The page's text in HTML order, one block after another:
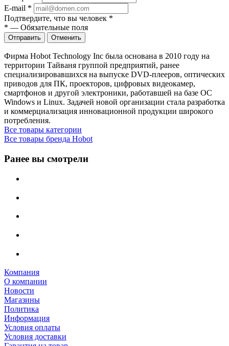
E-mail *
Подтвердите, что вы человек *
* — Обязательные поля
Отправить Отменить
Фирма Hobot Technology Inc была основана в 2010 году на
территории Тайваня группой предприятий, ранее
специализировавшихся на выпуске DVD-плееров, оптических
приводов для ПК, проекторов, цифровых видеокамер,
смартфонов и другой электроники, работавшей на базе ОС
Windows и Linux. Задачей новой организации стала разработка
и коммерциализация инновационной продукции широкого
потребления.
Все товары категории
Все товары бренда Hobot
Ранее вы смотрели
Компания
О компании
Новости
Магазины
Политика
Информация
Условия оплаты
Условия доставки